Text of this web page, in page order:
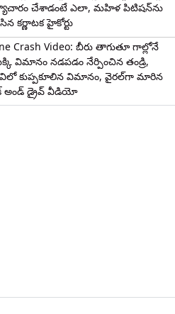
చేశాడంటే ఎలా, మహిళ పిటిషన్‌ను
కర్ణాటక హైకోర్టు
Crash Video: బీరు తాగుతూ గాల్లోనే
విమానం నడపడం నేర్పించిన తండ్రి,
కుప్పకూలిన విమానం, వైరల్‌గా మారిన
అండ్ డ్రైవ్ వీడియో